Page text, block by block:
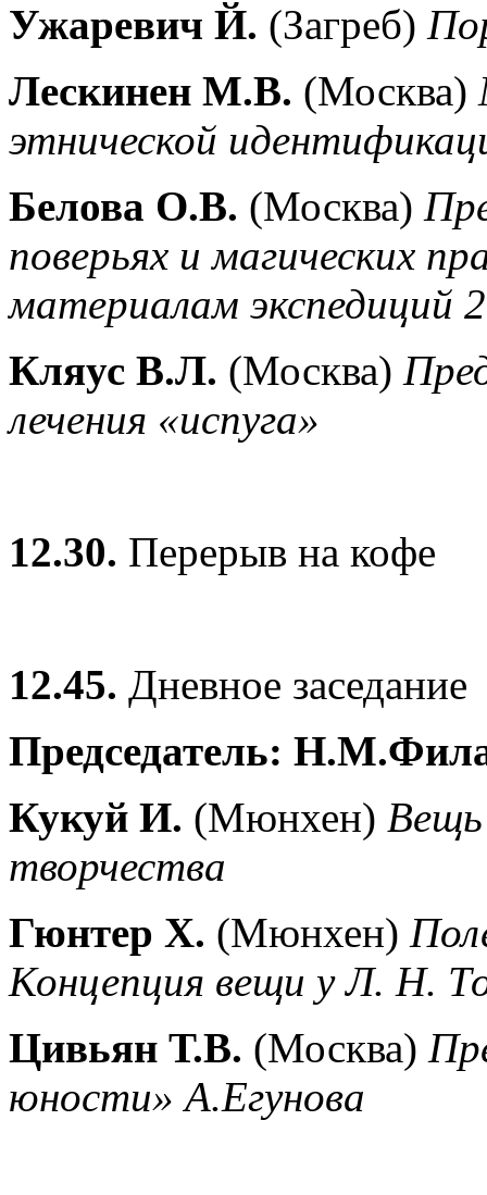
Ужаревич Й. (Загреб)
Лескинен М.В. (Москва)
этнической
Белова О.В. (Москва)
поверьях и магических
материалам экспедиций
Кляус В.Л. (Москва)
лечения «испуга»
12.30. Перерыв на кофе
12.45. Дневное заседание
Председатель:
Кукуй И. (Мюнхен) Вещь
творчества
Гюнтер Х. (Мюнхен)
Концепция вещи у Л. Н.
Цивьян Т.В. (Москва)
юности» А.Егунова